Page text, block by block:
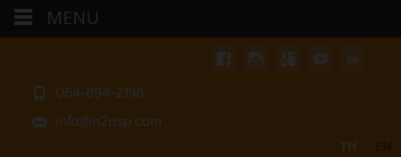
064-894-2198
info@n2nsp.com
TH
MENU